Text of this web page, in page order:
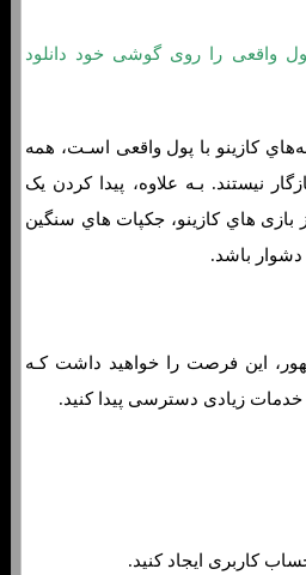
پول واقعی را روی گوشی خود دانلود
کازینو با پول واقعی اسـت، همه
نیستند. بـه علاوه، پیدا کردن یک
بازی هاي‌ کازینو، جکپات هاي‌ سنگین
دشوار باشد.
این فرصت را خواهید داشت کـه
خدمات زیادی دسترسی پیدا کنید.
کاربری ایجاد کنید.